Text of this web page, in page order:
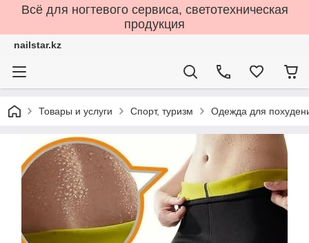
Всё для ногтевого сервиса, светотехническая
продукция
nailstar.kz
Товары и услуги Спорт, туризм Одежда для